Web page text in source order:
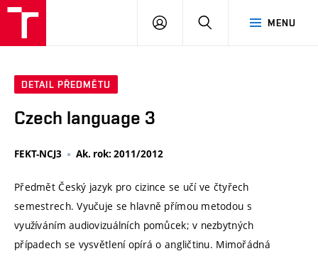
MENU
PŘIHLÁSIT
DETAIL PŘEDMĚTU
Czech language 3
FEKT-NCJ3 Ak. rok: 2011/2012
Předmět Český jazyk pro cizince se učí ve čtyřech
semestrech. Vyučuje se hlavně přímou metodou s
využíváním audiovizuálních pomůcek; v nezbytných
případech se vysvětlení opírá o angličtinu. Mimořádná